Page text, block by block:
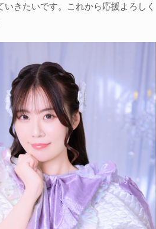
いきたいです。これから応援よろしく